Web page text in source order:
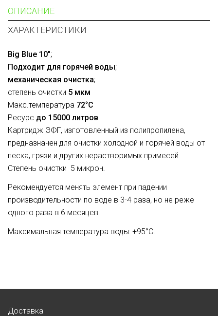
ОПИСАНИЕ
ХАРАКТЕРИСТИКИ
Big Blue 10″;
Подходит для горячей воды;
механическая очистка;
степень очистки 5 мкм
Макс.температура 72°С
Ресурс до 15000 литров
Картридж ЭФГ, изготовленный из полипропилена,
предназначен для очистки холодной и горячей воды от
песка, грязи и других нерастворимых примесей.
Степень очистки 5 микрон.
Рекомендуется менять элемент при падении
производительности по воде в 3-4 раза, но не реже
одного раза в 6 месяцев.
Максимальная температура воды: +95°C.
Доставка